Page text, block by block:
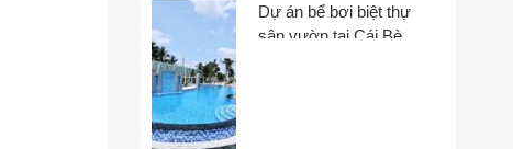
Dự án bể bơi biệt thự
sân vườn tại Cái Bè,